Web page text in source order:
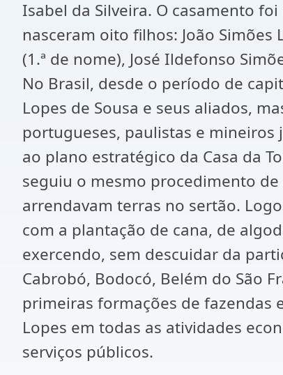
Isabel da Silveira. O casamento
nasceram oito filhos: João
(1.ª de nome), José Ildefonso
No Brasil, desde o período de
Lopes de Sousa e seus aliados,
portugueses, paulistas e
ao plano estratégico da Casa da
seguiu o mesmo procedimento
arrendavam terras no sertão.
com a plantação de cana, de
exercendo, sem descuidar da
Cabrobó, Bodocó, Belém do São
primeiras formações de fazendas
Lopes em todas as atividades
serviços públicos.